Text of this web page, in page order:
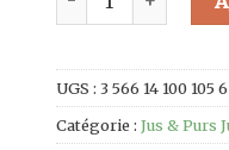
UGS : 3 566 14 100 105 6
Catégorie : Jus & Purs